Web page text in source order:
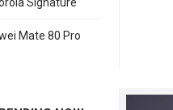
Signature
Mate 80 Pro